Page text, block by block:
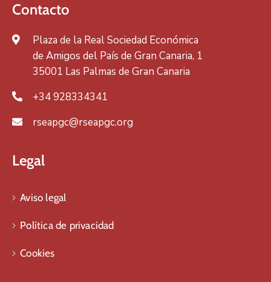
Contacto
Plaza de la Real Sociedad Económica
de Amigos del País de Gran Canaria, 1
35001 Las Palmas de Gran Canaria
+34 928334341
rseapgc@rseapgc.org
Legal
Aviso legal
Política de privacidad
Cookies